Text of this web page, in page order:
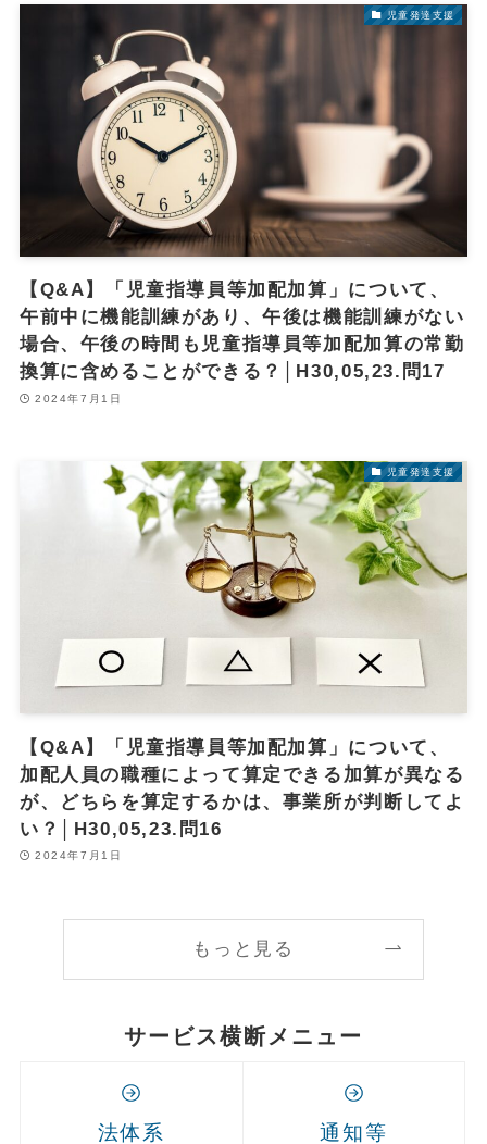
児童発達支援
【Q&A】「児童指導員等加配加算」について、
午前中に機能訓練があり、午後は機能訓練がない
場合、午後の時間も児童指導員等加配加算の常勤
換算に含めることができる？│H30,05,23.問17
2024年7月1日
児童発達支援
【Q&A】「児童指導員等加配加算」について、
加配人員の職種によって算定できる加算が異なる
が、どちらを算定するかは、事業所が判断してよ
い？│H30,05,23.問16
2024年7月1日
もっと見る
サービス横断メニュー
法体系 通知等